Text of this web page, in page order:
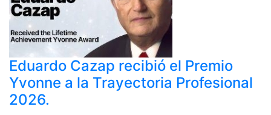
Eduardo Cazap recibió el Premio
Yvonne a la Trayectoria Profesional
2026.